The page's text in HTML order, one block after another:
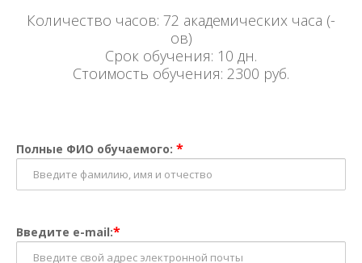
Количество часов: 72 академических часа (-
ов)
Срок обучения: 10 дн.
Стоимость обучения: 2300 руб.
Полные ФИО обучаемого: *
Введите e-mail:*